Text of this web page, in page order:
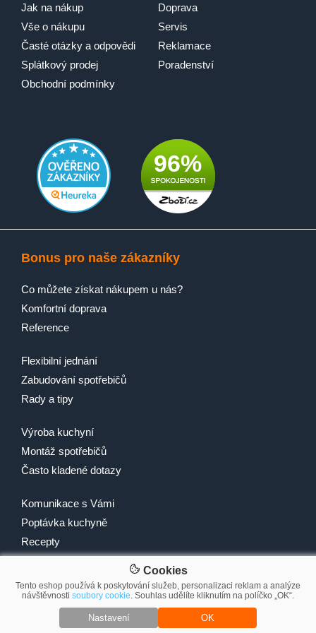
Cookies
Tento eshop používá k poskytování služeb, personalizaci reklam a analýze
návštěvnosti soubory cookie. Souhlas udělíte kliknutím na políčko „OK“.
Nastavení OK
Jak na nákup
Vše o nákupu
Časté otázky a odpovědi
Splátkový prodej
Obchodní podmínky
Doprava
Servis
Reklamace
Poradenství
96%
Bonus pro naše zákazníky
Co můžete získat nákupem u nás?
Komfortní doprava
Reference
Flexibilní jednání
Zabudování spotřebičů
Rady a tipy
Výroba kuchyní
Montáž spotřebičů
Často kladené dotazy
Komunikace s Vámi
Poptávka kuchyně
Recepty
© 2007-2026 2Traders CZ s.r.o.